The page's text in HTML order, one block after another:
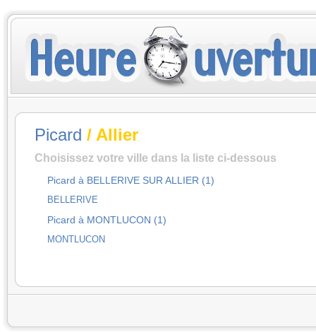
Picard / Allier
Choisissez votre ville dans la liste ci-dessous
Picard à BELLERIVE SUR ALLIER (1)
BELLERIVE
Picard à MONTLUCON (1)
MONTLUCON